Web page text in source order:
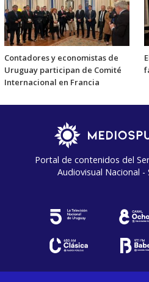
Contadores y economistas de
Uruguay participan de Comité
Internacional en Francia
Portal de contenidos del
Audiovisual Nacional -